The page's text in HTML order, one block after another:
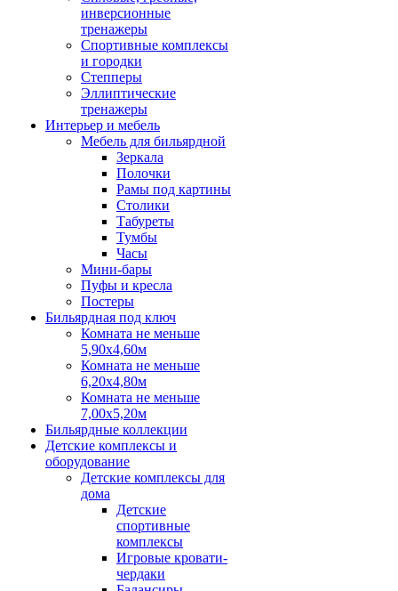
инверсионные
тренажеры
Спортивные комплексы
и городки
Степперы
Эллиптические
тренажеры
Интерьер и мебель
Мебель для бильярдной
Зеркала
Полочки
Рамы под картины
Столики
Табуреты
Тумбы
Часы
Мини-бары
Пуфы и кресла
Постеры
Бильярдная под ключ
Комната не меньше
5,90х4,60м
Комната не меньше
6,20х4,80м
Комната не меньше
7,00х5,20м
Бильярдные коллекции
Детские комплексы и
оборудование
Детские комплексы для
дома
Детские
спортивные
комплексы
Игровые кровати-
чердаки